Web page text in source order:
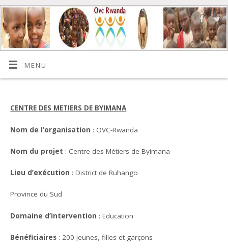
MENU
CENTRE DES METIERS DE BYIMANA
Nom de l’organisation : OVC-Rwanda
Nom du projet : Centre des Métiers de Byimana
Lieu d’exécution : District de Ruhango
Province du Sud
Domaine d’intervention : Education
Bénéficiaires : 200 jeunes, filles et garçons